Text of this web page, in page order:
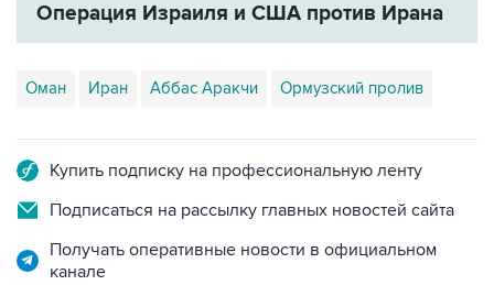
Операция Израиля и США против Ирана
Оман Иран Аббас Аракчи Ормузский пролив
Купить подписку на профессиональную ленту
Подписаться на рассылку главных новостей сайта
Получать оперативные новости в официальном
канале